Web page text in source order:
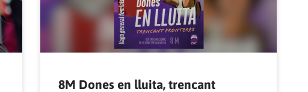
8M Dones en lluita, trencant